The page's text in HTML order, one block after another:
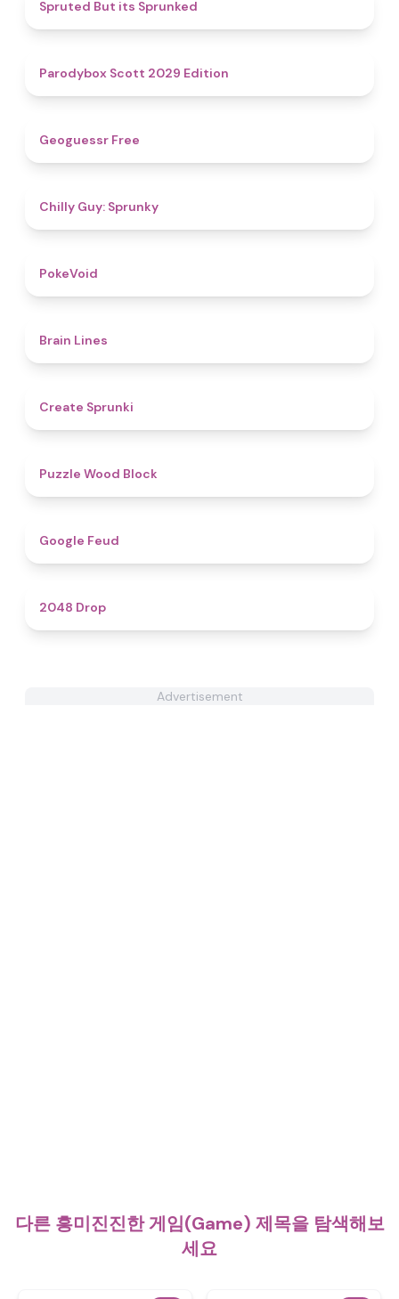
Spruted But its Sprunked
Parodybox Scott 2029 Edition
Geoguessr Free
Chilly Guy: Sprunky
PokeVoid​
Brain Lines
Create Sprunki​
Puzzle Wood Block
Google Feud
2048 Drop
Advertisement
다른 흥미진진한 게임(Game) 제목을 탐색해보
세요